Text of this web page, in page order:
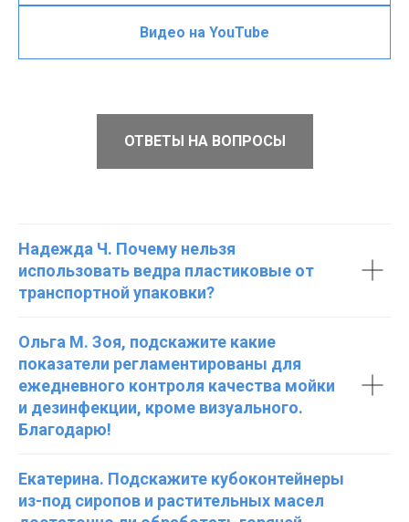
Видео на YouTube
ОТВЕТЫ НА ВОПРОСЫ
Надежда Ч. Почему нельзя
использовать ведра пластиковые от
транспортной упаковки?
Ольга М. Зоя, подскажите какие
показатели регламентированы для
ежедневного контроля качества мойки
и дезинфекции, кроме визуального.
Благодарю!
Екатерина. Подскажите кубоконтейнеры
из-под сиропов и растительных масел